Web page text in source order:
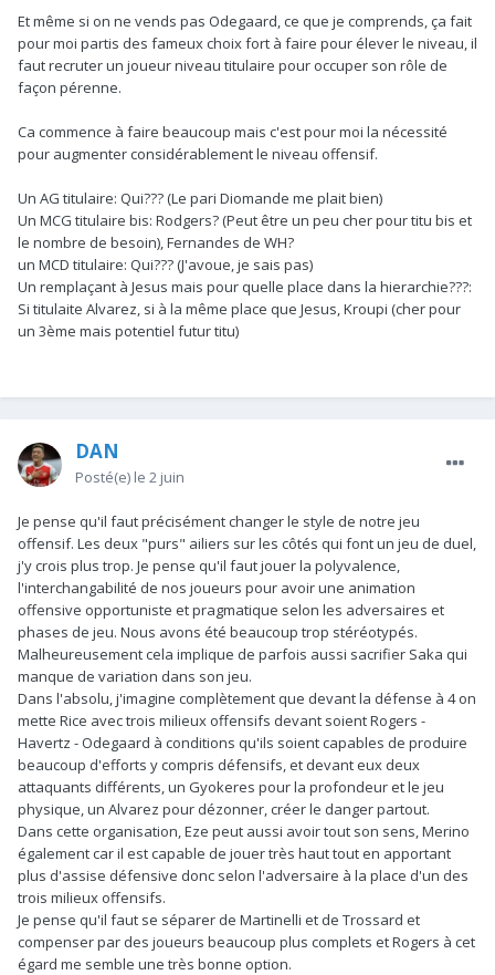
Et même si on ne vends pas Odegaard, ce que je comprends, ça fait
pour moi partis des fameux choix fort à faire pour élever le niveau, il
faut recruter un joueur niveau titulaire pour occuper son rôle de
façon pérenne.
Ca commence à faire beaucoup mais c'est pour moi la nécessité
pour augmenter considérablement le niveau offensif.
Un AG titulaire: Qui??? (Le pari Diomande me plait bien)
Un MCG titulaire bis: Rodgers? (Peut être un peu cher pour titu bis et
le nombre de besoin), Fernandes de WH?
un MCD titulaire: Qui??? (J'avoue, je sais pas)
Un remplaçant à Jesus mais pour quelle place dans la hierarchie???:
Si titulaite Alvarez, si à la même place que Jesus, Kroupi (cher pour
un 3ème mais potentiel futur titu)
DAN
Posté(e) le 2 juin
Je pense qu'il faut précisément changer le style de notre jeu
offensif. Les deux "purs" ailiers sur les côtés qui font un jeu de duel,
j'y crois plus trop. Je pense qu'il faut jouer la polyvalence,
l'interchangabilité de nos joueurs pour avoir une animation
offensive opportuniste et pragmatique selon les adversaires et
phases de jeu. Nous avons été beaucoup trop stéréotypés.
Malheureusement cela implique de parfois aussi sacrifier Saka qui
manque de variation dans son jeu.
Dans l'absolu, j'imagine complètement que devant la défense à 4 on
mette Rice avec trois milieux offensifs devant soient Rogers -
Havertz - Odegaard à conditions qu'ils soient capables de produire
beaucoup d'efforts y compris défensifs, et devant eux deux
attaquants différents, un Gyokeres pour la profondeur et le jeu
physique, un Alvarez pour dézonner, créer le danger partout.
Dans cette organisation, Eze peut aussi avoir tout son sens, Merino
également car il est capable de jouer très haut tout en apportant
plus d'assise défensive donc selon l'adversaire à la place d'un des
trois milieux offensifs.
Je pense qu'il faut se séparer de Martinelli et de Trossard et
compenser par des joueurs beaucoup plus complets et Rogers à cet
égard me semble une très bonne option.